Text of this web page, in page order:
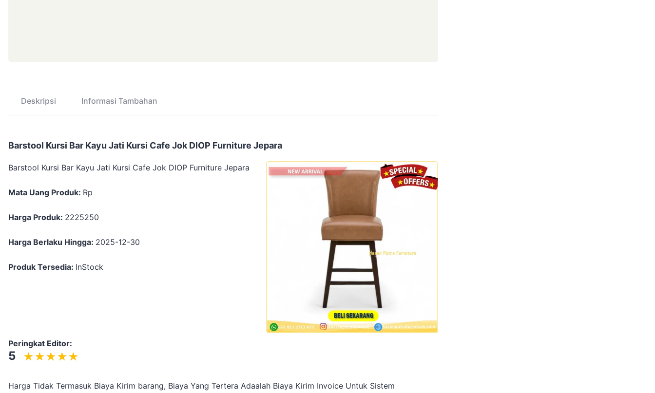
Deskripsi Informasi Tambahan
Barstool Kursi Bar Kayu Jati Kursi Cafe Jok DIOP Furniture Jepara
Barstool Kursi Bar Kayu Jati Kursi Cafe Jok DIOP Furniture Jepara
Mata Uang Produk: Rp
Harga Produk: 2225250
Harga Berlaku Hingga: 2025-12-30
Produk Tersedia: InStock
Peringkat Editor:
5
Harga Tidak Termasuk Biaya Kirim barang, Biaya Yang Tertera Adaalah Biaya Kirim Invoice Untuk Sistem